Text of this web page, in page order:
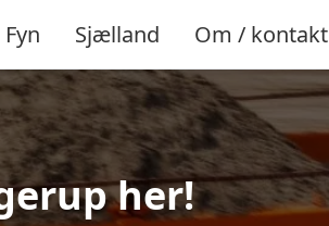
Fyn Sjælland Om / kontakt
her!